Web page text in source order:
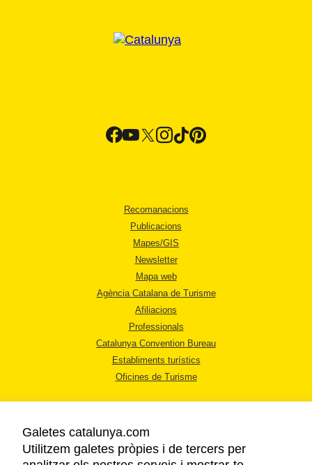
Recomanacions
Publicacions
Mapes/GIS
Newsletter
Mapa web
Agència Catalana de Turisme
Afiliacions
Professionals
Catalunya Convention Bureau
Establiments turístics
Oficines de Turisme
Galetes catalunya.com
Utilitzem galetes pròpies i de tercers per